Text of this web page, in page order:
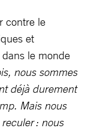
contre le
et
le monde
nous sommes
déjà durement
Mais nous
: nous